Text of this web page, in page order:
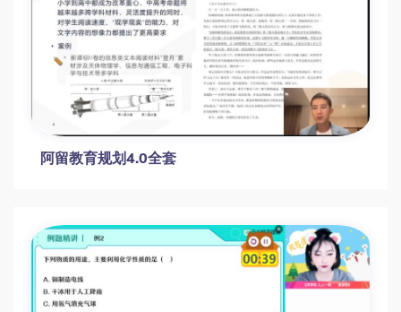
15节家庭觉醒课：戒游戏/性向认知/大学规划